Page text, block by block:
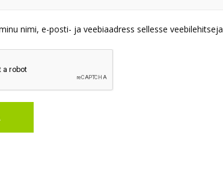
nimi, e-posti- ja veebiaadress sellesse